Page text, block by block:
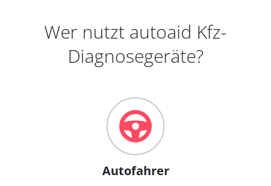
Wer nutzt autoaid Kfz-
Diagnosegeräte?
Autofahrer